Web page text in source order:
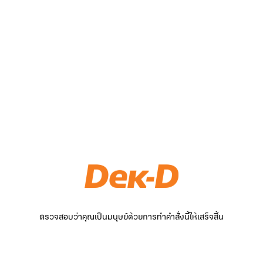
ตรวจสอบว่าคุณเป็นมนุษย์ด้วยการทำคำสั่งนี้ให้เสร็จสิ้น